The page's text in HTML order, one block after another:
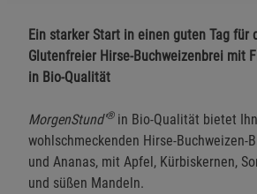
Ein starker Start in einen guten Tag für
Glutenfreier Hirse-Buchweizenbrei mit
in Bio-Qualität
MorgenStund'®in Bio-Qualität bietet
wohlschmeckenden Hirse-Buchweizen-
und Ananas, mit Apfel, Kürbiskernen,
und süßen Mandeln.